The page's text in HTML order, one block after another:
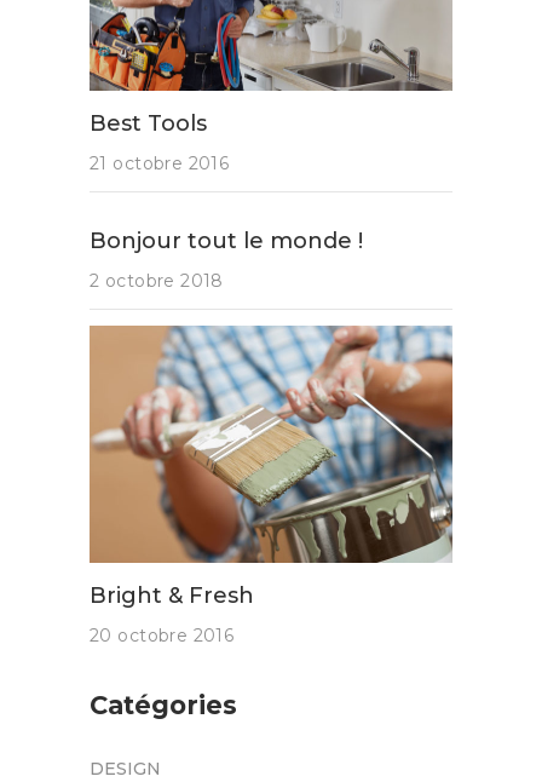
Best Tools
21 octobre 2016
Bonjour tout le monde !
2 octobre 2018
Bright & Fresh
20 octobre 2016
Catégories
DESIGN